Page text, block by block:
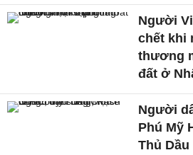
Người
chết khi
thương
đất ở
Người
Phú Mỹ
Thủ